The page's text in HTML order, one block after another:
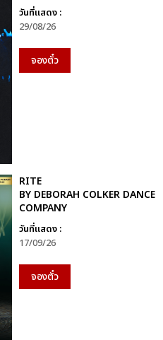
วันที่แสดง :
29/08/26
จองตั๋ว
RITE
BY DEBORAH COLKER DANCE
COMPANY
วันที่แสดง :
17/09/26
จองตั๋ว